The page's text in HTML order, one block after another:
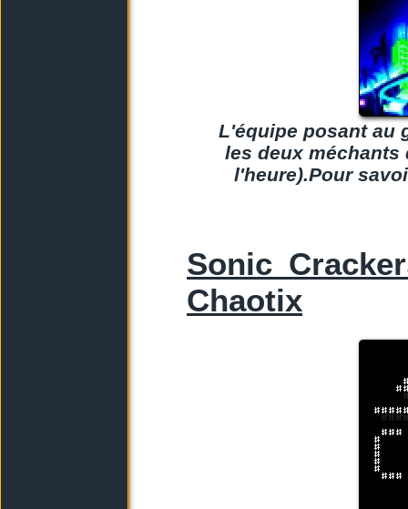
L'équipe posant au
les deux méchants
l'heure).Pour
Sonic
Chaotix